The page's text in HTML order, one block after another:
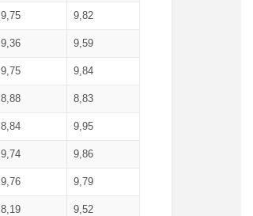
9,75 9,82
9,36 9,59
9,75 9,84
8,88 8,83
8,84 9,95
9,74 9,86
9,76 9,79
8,19 9,52